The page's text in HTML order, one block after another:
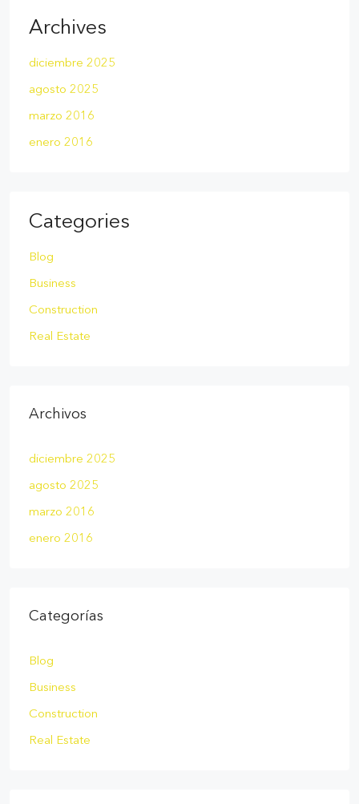
Archives
diciembre 2025
agosto 2025
marzo 2016
enero 2016
Categories
Blog
Business
Construction
Real Estate
Archivos
diciembre 2025
agosto 2025
marzo 2016
enero 2016
Categorías
Blog
Business
Construction
Real Estate